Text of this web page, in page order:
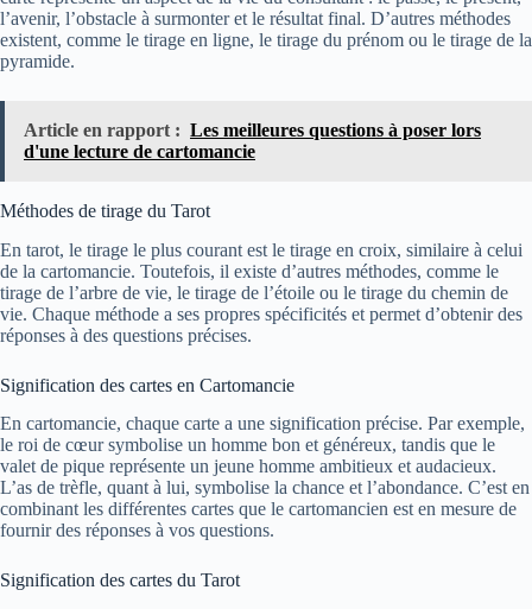
l’avenir, l’obstacle à surmonter et le résultat final. D’autres méthodes
existent, comme le tirage en ligne, le tirage du prénom ou le tirage de la
pyramide.
Article en rapport : Les meilleures questions à poser lors
d'une lecture de cartomancie
Méthodes de tirage du Tarot
En tarot, le tirage le plus courant est le tirage en croix, similaire à celui
de la cartomancie. Toutefois, il existe d’autres méthodes, comme le
tirage de l’arbre de vie, le tirage de l’étoile ou le tirage du chemin de
vie. Chaque méthode a ses propres spécificités et permet d’obtenir des
réponses à des questions précises.
Signification des cartes en Cartomancie
En cartomancie, chaque carte a une signification précise. Par exemple,
le roi de cœur symbolise un homme bon et généreux, tandis que le
valet de pique représente un jeune homme ambitieux et audacieux.
L’as de trèfle, quant à lui, symbolise la chance et l’abondance. C’est en
combinant les différentes cartes que le cartomancien est en mesure de
fournir des réponses à vos questions.
Signification des cartes du Tarot